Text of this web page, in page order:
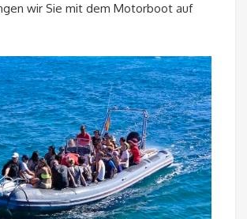
wir Sie mit dem Motorboot auf